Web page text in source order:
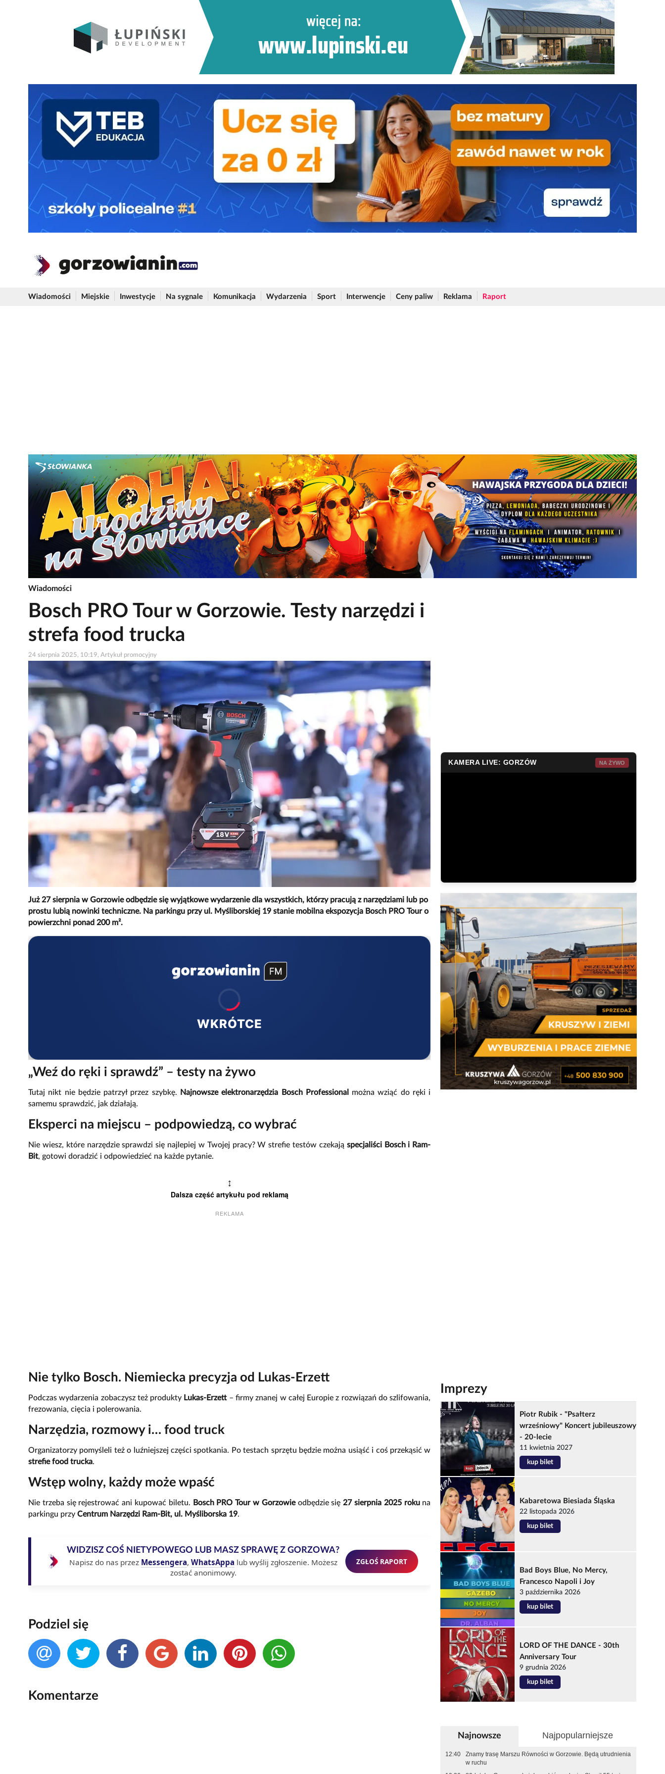
Wiadomości Miejskie Inwestycje Na sygnale Komunikacja Wydarzenia Sport Interwencje Ceny paliw Reklama Raport
Wiadomości
Bosch PRO Tour w Gorzowie. Testy narzędzi i
strefa food trucka
24 sierpnia 2025, 10:19, Artykuł promocyjny
Już 27 sierpnia w Gorzowie odbędzie się wyjątkowe wydarzenie dla wszystkich, którzy pracują z narzędziami lub po
prostu lubią nowinki techniczne. Na parkingu przy ul. Myśliborskiej 19 stanie mobilna ekspozycja Bosch PRO Tour o
powierzchni ponad 200 m².
WKRÓTCE
„Weź do ręki i sprawdź” – testy na żywo
Tutaj nikt nie będzie patrzył przez szybkę. Najnowsze elektronarzędzia Bosch Professional
można wziąć do ręki i
samemu sprawdzić, jak działają.
Eksperci na miejscu – podpowiedzą, co wybrać
Nie wiesz, które narzędzie sprawdzi się najlepiej w Twojej pracy? W strefie testów czekają specjaliści Bosch i Ram-
Bit, gotowi doradzić i odpowiedzieć na każde pytanie.
↕
Dalsza część artykułu pod reklamą
REKLAMA
Nie tylko Bosch. Niemiecka precyzja od Lukas-Erzett
Podczas wydarzenia zobaczysz też produkty Lukas-Erzett– firmy znanej w całej Europie z rozwiązań do szlifowania,
frezowania, cięcia i polerowania.
Narzędzia, rozmowy i… food truck
Organizatorzy pomyśleli też o luźniejszej części spotkania. Po testach sprzętu będzie można usiąść i coś przekąsić w
strefie food trucka.
Wstęp wolny, każdy może wpaść
Nie trzeba się rejestrować ani kupować biletu. Bosch PRO Tour w Gorzowieodbędzie się27 sierpnia 2025 rokuna
parkingu przy Centrum Narzędzi Ram-Bit, ul. Myśliborska 19.
WIDZISZ COŚ NIETYPOWEGO LUB MASZ SPRAWĘ Z GORZOWA?
Napisz do nas przez Messengera, WhatsAppa lub wyślij zgłoszenie. Możesz
zostać anonimowy.
ZGŁOŚ RAPORT
Podziel się
Komentarze
KAMERA LIVE: GORZÓW NA ŻYWO
Imprezy
Piotr Rubik - "Psałterz
wrześniowy" Koncert jubileuszowy
- 20-lecie
11 kwietnia 2027
kup bilet
Kabaretowa Biesiada Śląska
22 listopada 2026
kup bilet
Bad Boys Blue, No Mercy,
Francesco Napoli i Joy
3 października 2026
kup bilet
LORD OF THE DANCE - 30th
Anniversary Tour
9 grudnia 2026
kup bilet
Najnowsze Najpopularniejsze
12:40
Znamy trasę Marszu Równości w Gorzowie. Będą utrudnienia
w ruchu